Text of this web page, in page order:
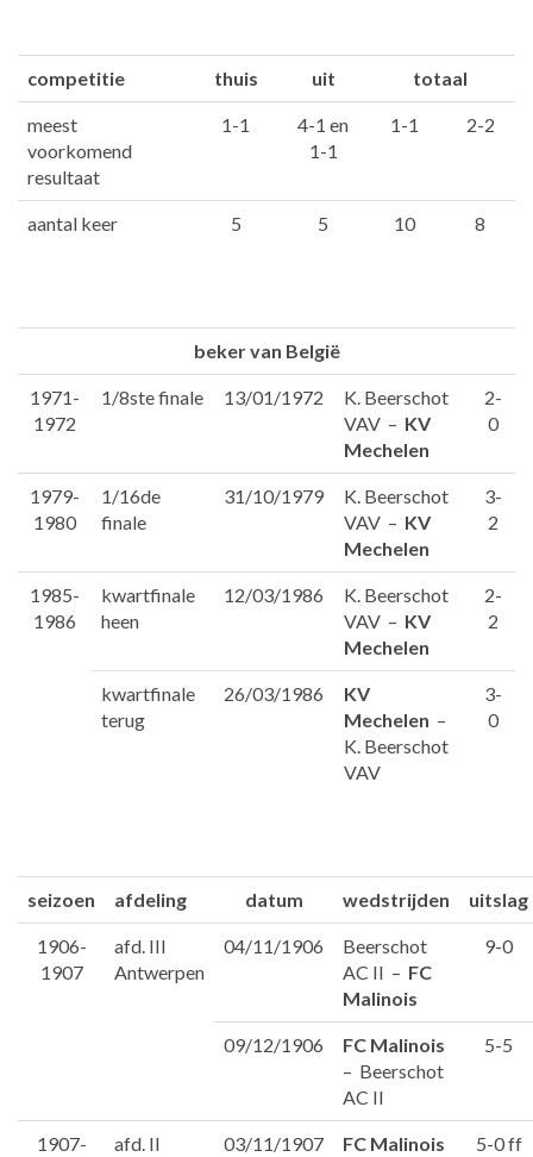
competitie thuis uit totaal
meest
voorkomend
resultaat
1-1
4-1 en
1-1
1-1 2-2
aantal keer 5 5 10 8
beker van België
1971-
1972
1/8ste finale 13/01/1972
K. Beerschot
VAV – KV
Mechelen
2-
0
1979-
1980
1/16de
finale
31/10/1979
K. Beerschot
VAV – KV
Mechelen
3-
2
1985-
1986
kwartfinale
heen
12/03/1986
K. Beerschot
VAV – KV
Mechelen
2-
2
kwartfinale
terug
26/03/1986
KV
Mechelen –
K. Beerschot
VAV
3-
0
seizoen afdeling datum wedstrijden uitslag
1906-
1907
afd. III
Antwerpen
04/11/1906
Beerschot
AC II – FC
Malinois
9-0
09/12/1906
FC Malinois
– Beerschot
AC II
5-5
1907-
afd. II
03/11/1907
FC Malinois
5-0 ff